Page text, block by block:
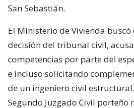
San Sebastián.
El Ministerio de Vivienda
decisión del tribunal civil,
competencias por parte del
e incluso solicitando
de un ingeniero civil
Segundo Juzgado Civil porteño